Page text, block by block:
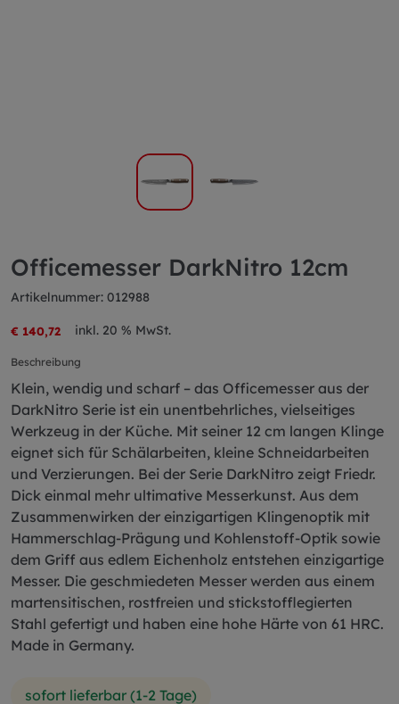
Officemesser DarkNitro 12cm
Artikelnummer: 012988
€ 140,72 inkl. 20 % MwSt.
Beschreibung
Klein, wendig und scharf – das Officemesser aus der
DarkNitro Serie ist ein unentbehrliches, vielseitiges
Werkzeug in der Küche. Mit seiner 12 cm langen Klinge
eignet sich für Schälarbeiten, kleine Schneidarbeiten
und Verzierungen. Bei der Serie DarkNitro zeigt Friedr.
Dick einmal mehr ultimative Messerkunst. Aus dem
Zusammenwirken der einzigartigen Klingenoptik mit
Hammerschlag-Prägung und Kohlenstoff-Optik sowie
dem Griff aus edlem Eichenholz entstehen einzigartige
Messer. Die geschmiedeten Messer werden aus einem
martensitischen, rostfreien und stickstofflegierten
Stahl gefertigt und haben eine hohe Härte von 61 HRC.
Made in Germany.
sofort lieferbar (1-2 Tage)